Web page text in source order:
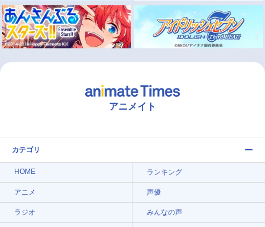
アニメイト
カテゴリ
HOME ランキング
アニメ 声優
ラジオ みんなの声